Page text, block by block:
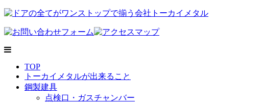
TOP
トーカイメタルが出来ること
鋼製建具
点検口・ガスチャンバー